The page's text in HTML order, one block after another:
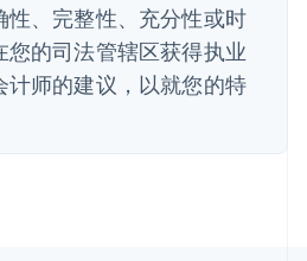
性、完整性、充分性或时
的司法管辖区获得执业
计师的建议，以就您的特